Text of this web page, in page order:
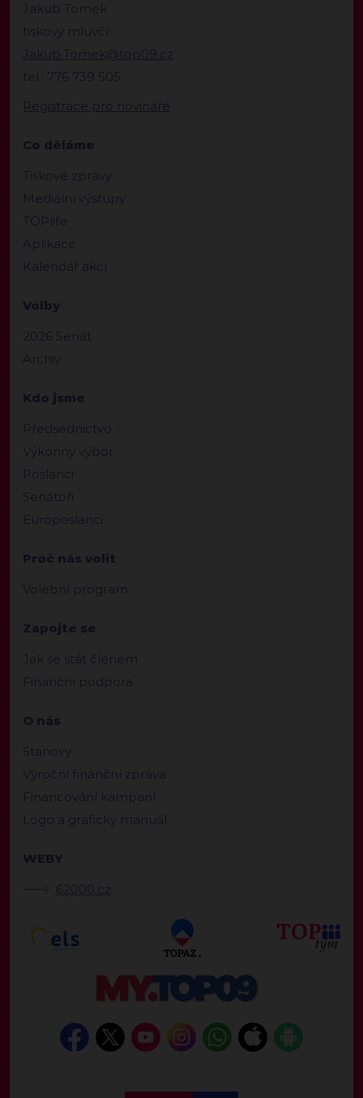
Jakub Tomek
tiskový mluvčí
Jakub.Tomek@top09.cz
tel.: 776 739 505
Registrace pro novináře
Co děláme
Tiskové zprávy
Mediální výstupy
TOPlife
Aplikace
Kalendář akcí
Volby
2026 Senát
Archiv
Kdo jsme
Předsednictvo
Výkonný výbor
Poslanci
Senátoři
Europoslanci
Proč nás volit
Volební program
Zapojte se
Jak se stát členem
Finanční podpora
O nás
Stanovy
Výroční finanční zpráva
Financování kampaní
Logo a grafický manuál
WEBY
62000.cz